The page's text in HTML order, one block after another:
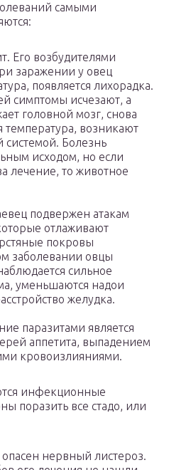
самыми
Его возбудителями
заражении у овец
появляется лихорадка.
симптомы исчезают, а
головной мозг, снова
температура, возникают
Болезнь
исходом, но если
лечение, то животное
подвержен атакам
отлаживают
покровы
заболевании овцы
сильное
уменьшаются надои
желудка.
паразитами является
аппетита, выпадением
кровоизлияниями.
инфекционные
поразить все стадо, или
нервный листероз.